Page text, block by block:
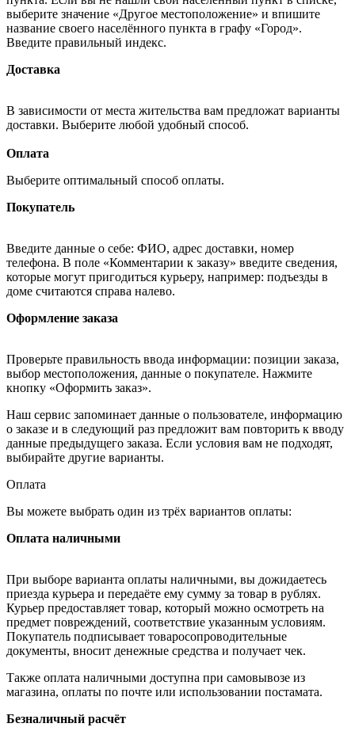
выберите значение «Другое местоположение» и впишите
название своего населённого пункта в графу «Город».
Введите правильный индекс.
Доставка
В зависимости от места жительства вам предложат варианты
доставки. Выберите любой удобный способ.
Оплата
Выберите оптимальный способ оплаты.
Покупатель
Введите данные о себе: ФИО, адрес доставки, номер
телефона. В поле «Комментарии к заказу» введите сведения,
которые могут пригодиться курьеру, например: подъезды в
доме считаются справа налево.
Оформление заказа
Проверьте правильность ввода информации: позиции заказа,
выбор местоположения, данные о покупателе. Нажмите
кнопку «Оформить заказ».
Наш сервис запоминает данные о пользователе, информацию
о заказе и в следующий раз предложит вам повторить к вводу
данные предыдущего заказа. Если условия вам не подходят,
выбирайте другие варианты.
Оплата
Вы можете выбрать один из трёх вариантов оплаты:
Оплата наличными
При выборе варианта оплаты наличными, вы дожидаетесь
приезда курьера и передаёте ему сумму за товар в рублях.
Курьер предоставляет товар, который можно осмотреть на
предмет повреждений, соответствие указанным условиям.
Покупатель подписывает товаросопроводительные
документы, вносит денежные средства и получает чек.
Также оплата наличными доступна при самовывозе из
магазина, оплаты по почте или использовании постамата.
Безналичный расчёт